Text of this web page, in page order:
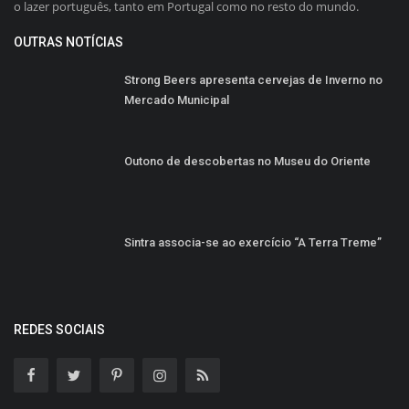
o lazer português, tanto em Portugal como no resto do mundo.
OUTRAS NOTÍCIAS
Strong Beers apresenta cervejas de Inverno no
Mercado Municipal
Outono de descobertas no Museu do Oriente
Sintra associa-se ao exercício “A Terra Treme”
REDES SOCIAIS